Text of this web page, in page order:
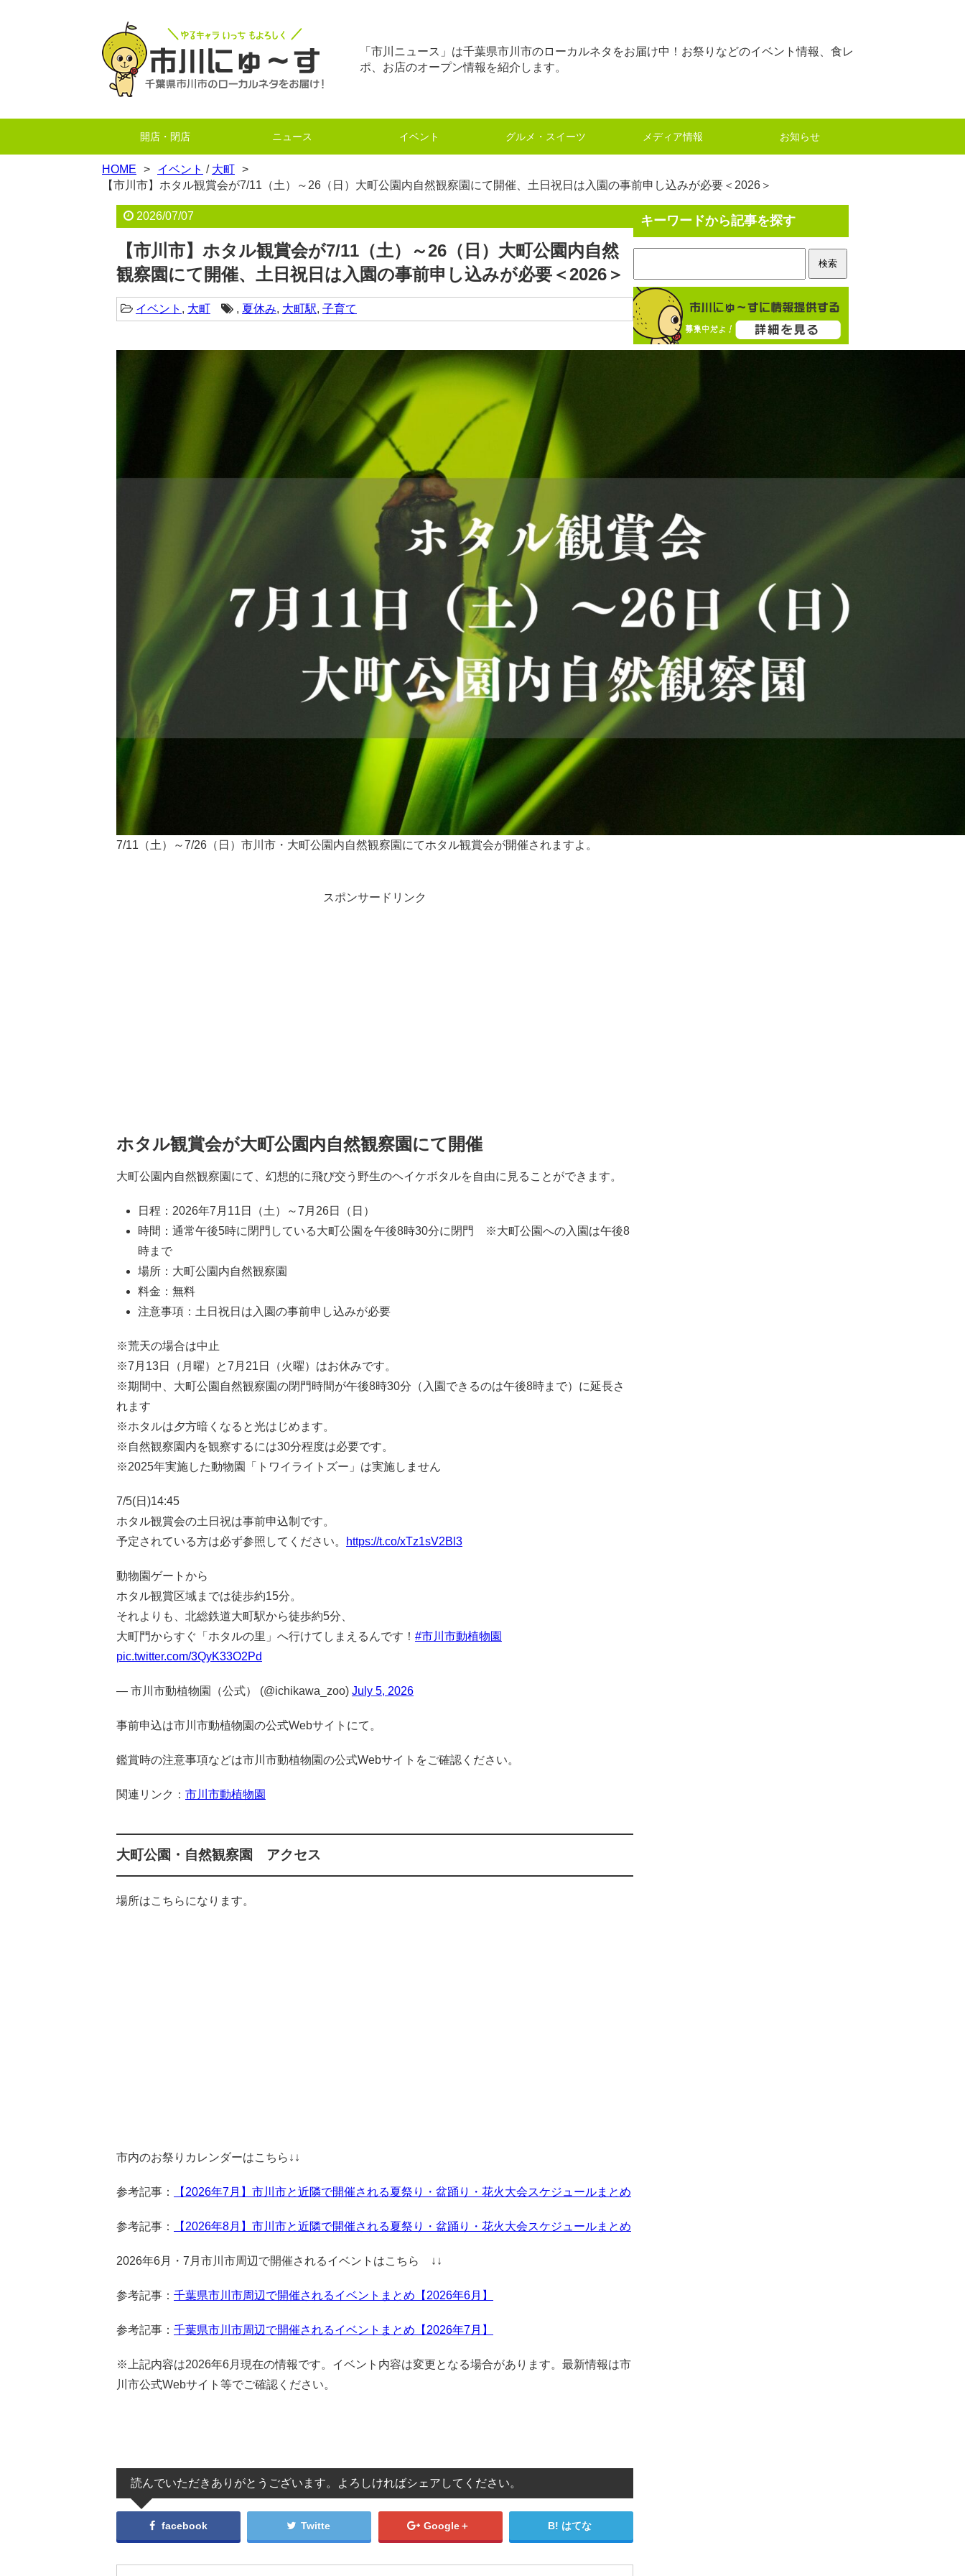
「市川ニュース」は千葉県市川市のローカルネタをお届け中！お祭りなどのイベント情報、食レ
ポ、お店のオープン情報を紹介します。
開店・閉店 ニュース イベント グルメ・スイーツ メディア情報 お知らせ
HOME イベント / 大町
【市川市】ホタル観賞会が7/11（土）～26（日）大町公園内自然観察園にて開催、土日祝日は入園の事前申し込みが必要＜2026＞
2026/07/07
【市川市】ホタル観賞会が7/11（土）～26（日）大町公園内自然
観察園にて開催、土日祝日は入園の事前申し込みが必要＜2026＞
イベント , 大町 , 夏休み, 大町駅, 子育て
7/11（土）～7/26（日）市川市・大町公園内自然観察園にてホタル観賞会が開催されますよ。
スポンサードリンク
ホタル観賞会が大町公園内自然観察園にて開催
大町公園内自然観察園にて、幻想的に飛び交う野生のヘイケボタルを自由に見ることができます。
日程：2026年7月11日（土）～7月26日（日）
時間：通常午後5時に閉門している大町公園を午後8時30分に閉門 ※大町公園への入園は午後8
時まで
場所：大町公園内自然観察園
料金：無料
注意事項：土日祝日は入園の事前申し込みが必要
※荒天の場合は中止
※7月13日（月曜）と7月21日（火曜）はお休みです。
※期間中、大町公園自然観察園の閉門時間が午後8時30分（入園できるのは午後8時まで）に延長さ
れます
※ホタルは夕方暗くなると光はじめます。
※自然観察園内を観察するには30分程度は必要です。
※2025年実施した動物園「トワイライトズー」は実施しません
7/5(日)14:45
ホタル観賞会の土日祝は事前申込制です。
予定されている方は必ず参照してください。
https://t.co/xTz1sV2Bl3
動物園ゲートから
ホタル観賞区域までは徒歩約15分。
それよりも、北総鉄道大町駅から徒歩約5分、
大町門からすぐ「ホタルの里」へ行けてしまえるんです！ #市川市動植物園
pic.twitter.com/3QyK33O2Pd
— 市川市動植物園（公式） (@ichikawa_zoo) July 5, 2026
事前申込は市川市動植物園の公式Webサイトにて。
鑑賞時の注意事項などは市川市動植物園の公式Webサイトをご確認ください。
関連リンク： 市川市動植物園
大町公園・自然観察園 アクセス
場所はこちらになります。
市内のお祭りカレンダーはこちら↓↓
参考記事： 【2026年7月】市川市と近隣で開催される夏祭り・盆踊り・花火大会スケジュールまとめ
参考記事： 【2026年8月】市川市と近隣で開催される夏祭り・盆踊り・花火大会スケジュールまとめ
2026年6月・7月市川市周辺で開催されるイベントはこちら ↓↓
参考記事： 千葉県市川市周辺で開催されるイベントまとめ【2026年6月】
参考記事： 千葉県市川市周辺で開催されるイベントまとめ【2026年7月】
※上記内容は2026年6月現在の情報です。イベント内容は変更となる場合があります。最新情報は市
川市公式Webサイト等でご確認ください。
読んでいただきありがとうございます。よろしければシェアしてください。
facebook Twitte Google＋ はてな
キーワードから記事を探す